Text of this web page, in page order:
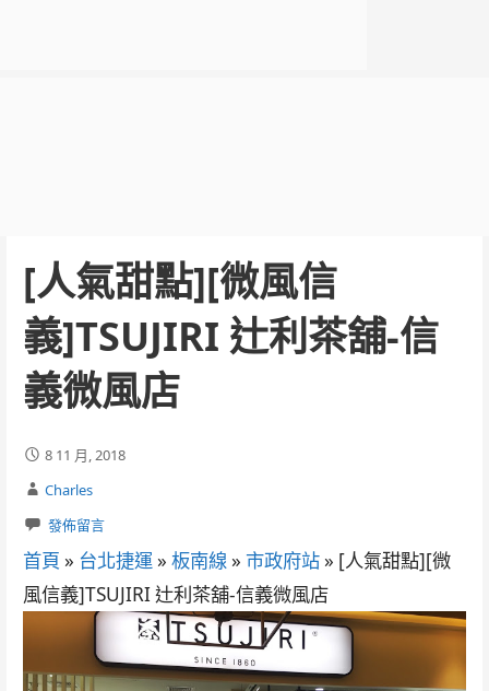
[人氣甜點][微風信
義]TSUJIRI 辻利茶舖-信
義微風店
8 11 月, 2018
Charles
發佈留言
首頁 » 台北捷運» 板南線 » 市政府站» [人氣甜點][微
風信義]TSUJIRI 辻利茶舖-信義微風店